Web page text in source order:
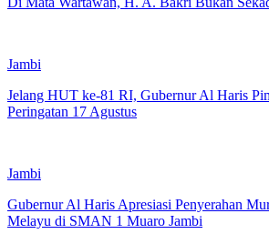
Jambi
Jelang HUT ke-81 RI, Gubernur Al Haris
Peringatan 17 Agustus
Jambi
Gubernur Al Haris Apresiasi Penyerahan
Melayu di SMAN 1 Muaro Jambi